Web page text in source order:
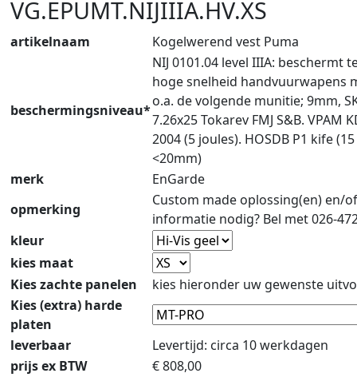
VG.EPUMT.NIJIIIA.HV.XS
artikelnaam Kogelwerend vest Puma
beschermingsniveau*
NIJ 0101.04 level IIIA: beschermt
hoge snelheid handvuurwapens
o.a. de volgende munitie; 9mm,
7.26x25 Tokarev FMJ S&B. VPAM
2004 (5 joules). HOSDB P1 kife
<20mm)
merk
EnGarde
opmerking
Custom made oplossing(en) en/
informatie nodig? Bel met 026-
kleur
kies maat
Kies zachte panelen
kies hieronder uw gewenste
Kies (extra) harde
platen
leverbaar
Levertijd: circa 10 werkdagen
prijs ex BTW
€808,00